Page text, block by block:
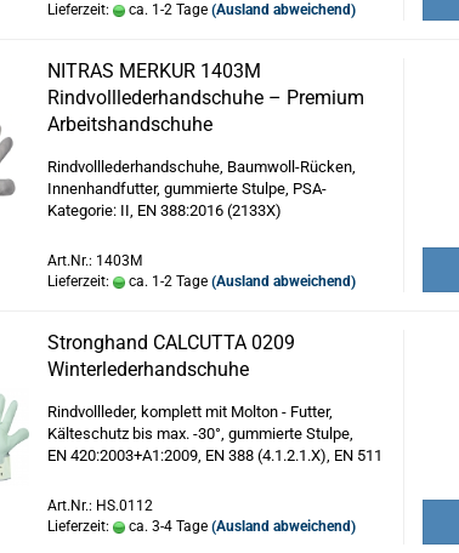
Lieferzeit:
ca. 1-2 Tage (Ausland abweichend)
NITRAS MERKUR 1403M
Rindvolllederhandschuhe – Premium
Arbeitshandschuhe
Rindvolllederhandschuhe, Baumwoll-Rücken,
Innenhandfutter, gummierte Stulpe, PSA-
Kategorie: II, EN 388:2016 (2133X)
Art.Nr.: 1403M
Lieferzeit:
ca. 1-2 Tage (Ausland abweichend)
Stronghand CALCUTTA 0209
Winterlederhandschuhe
Rindvollleder, komplett mit Molton - Futter,
Kälteschutz bis max. -30°, gummierte Stulpe,
EN 420:2003+A1:2009, EN 388 (4.1.2.1.X), EN 511
Art.Nr.: HS.0112
Lieferzeit:
ca. 3-4 Tage (Ausland abweichend)